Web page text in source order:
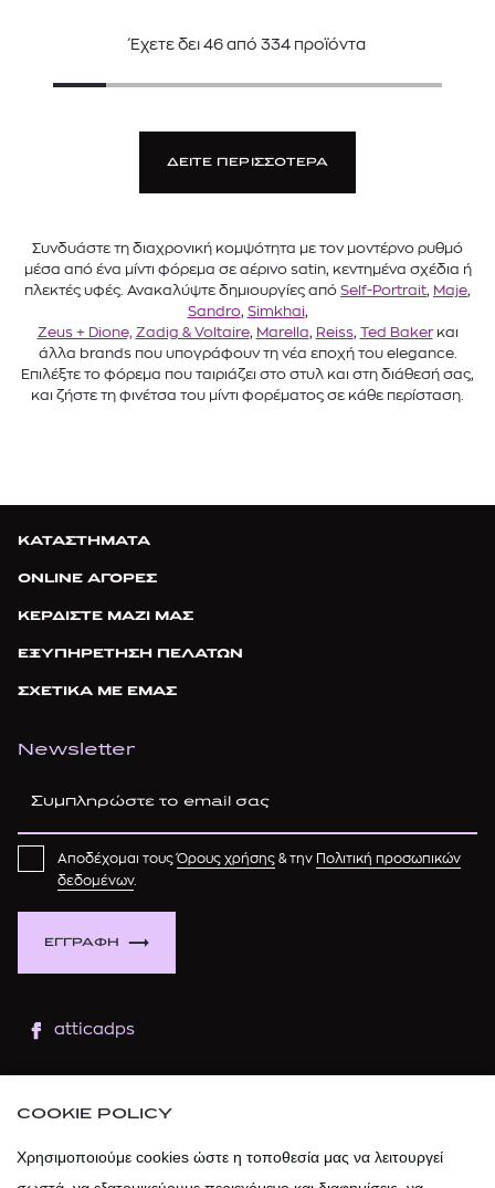
Έχετε δει 46από 334προϊόντα
ΔΕΙΤΕ ΠΕΡΙΣΣΟΤΕΡΑ
Συνδυάστε τη διαχρονική κομψότητα με τον μοντέρνο ρυθμό
μέσα από ένα μίντι φόρεμα σε αέρινο satin, κεντημένα σχέδια ή
πλεκτές υφές. Ανακαλύψτε δημιουργίες από Self-Portrait, Maje,
Sandro, Simkhai,
Zeus + Dione, Zadig & Voltaire, Marella, Reiss, Ted Bakerκαι
άλλα brands που υπογράφουν τη νέα εποχή του elegance.
Επιλέξτε το φόρεμα που ταιριάζει στο στυλ και στη διάθεσή σας,
και ζήστε τη φινέτσα του μίντι φορέματος σε κάθε περίσταση.
ΚΑΤΑΣΤΗΜΑΤΑ
ONLINE ΑΓΟΡΕΣ
ΚΕΡΔΙΣΤΕ ΜΑΖΙ ΜΑΣ
ΕΞΥΠΗΡΕΤΗΣΗ ΠΕΛΑΤΩΝ
ΣΧΕΤΙΚΑ ΜΕ ΕΜΑΣ
Newsletter
ΕΓΓΡΑΦΗ
Αποδέχομαι τουςΌρους χρήσης & την Πολιτική προσωπικών
δεδομένων.
atticadps
atticadps
COOKIE POLICY
Χρησιμοποιούμε cookies ώστε η τοποθεσία μας να λειτουργεί